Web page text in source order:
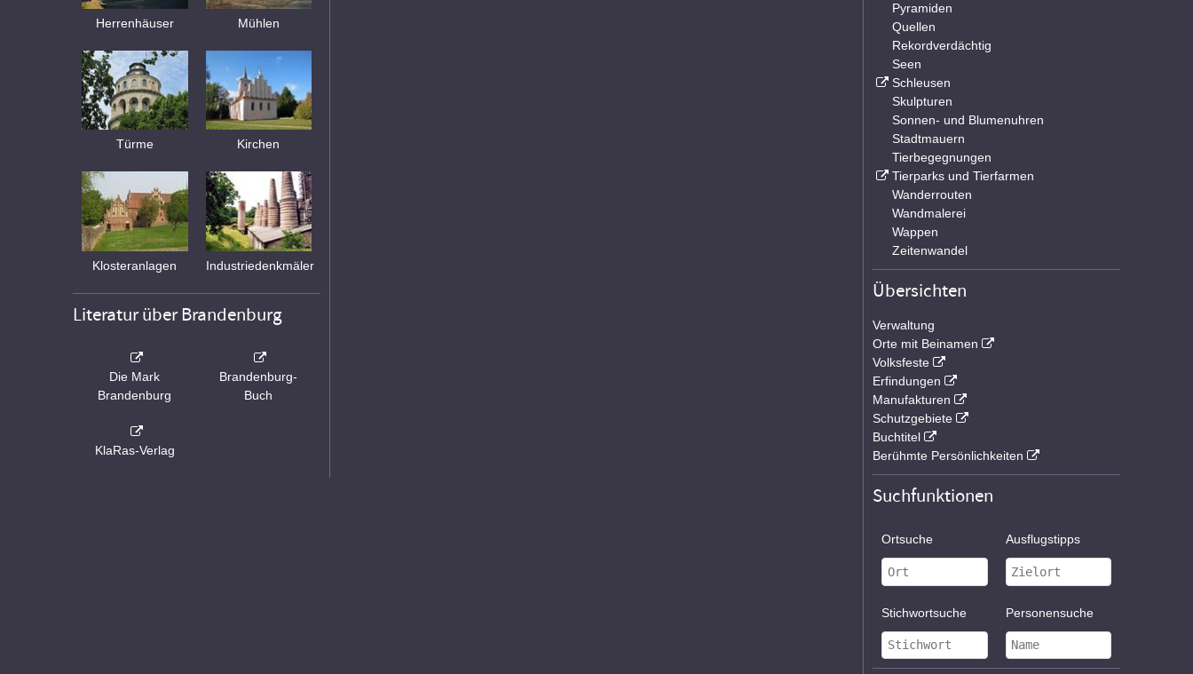
Herrenhäuser Mühlen
Türme Kirchen
Klosteranlagen Industriedenkmäler
Literatur über Brandenburg
Die Mark
Brandenburg
Brandenburg-
Buch
KlaRas-Verlag
Pyramiden
Quellen
Rekordverdächtig
Seen
Schleusen
Skulpturen
Sonnen- und Blumenuhren
Stadtmauern
Tierbegegnungen
Tierparks und Tierfarmen
Wanderrouten
Wandmalerei
Wappen
Zeitenwandel
Übersichten
Verwaltung
Orte mit Beinamen
Volksfeste
Erfindungen
Manufakturen
Schutzgebiete
Buchtitel
Berühmte Persönlichkeiten
Suchfunktionen
Ortsuche Ausflugstipps
Stichwortsuche Personensuche